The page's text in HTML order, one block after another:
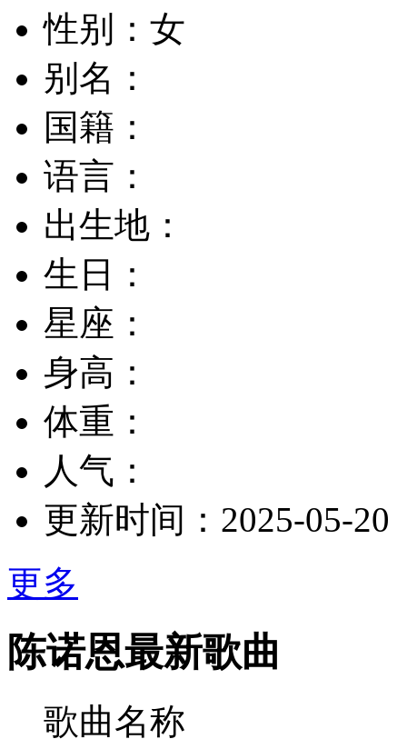
性别： 女
别名：
国籍：
语言：
出生地：
生日：
星座：
身高：
体重：
人气：
更新时间： 2025-05-20
更多
陈诺恩最新歌曲
歌曲名称